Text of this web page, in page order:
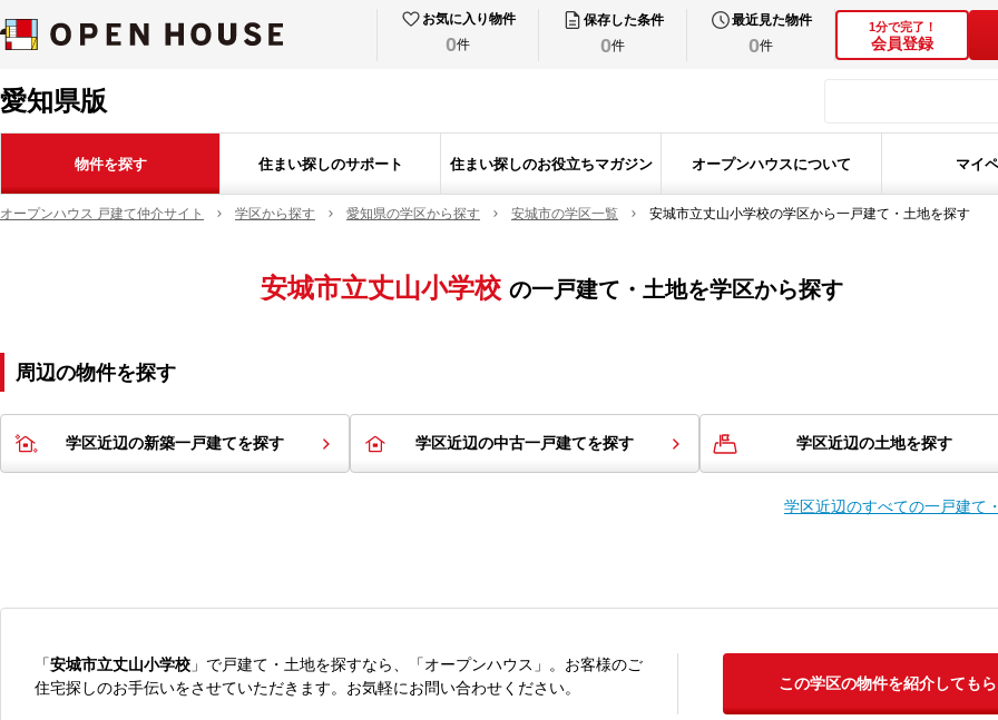
お気に入り物件
0件
保存した条件
0件
最近見た物件
0件
1分で完了！
会員登録
愛知県版
物件を探す 住まい探しのサポート 住まい探しのお役立ちマガジン オープンハウスについて マイ
オープンハウス 戸建て仲介サイト 学区から探す 愛知県の学区から探す 安城市の学区一覧 安城市立丈山小学校の学区から一戸建て・土地を探す
安城市立丈山小学校 の一戸建て・土地を学区から探す
周辺の物件を探す
学区近辺の新築一戸建てを探す 学区近辺の中古一戸建てを探す 学区近辺の土地を探す
学区近辺のすべての一戸建て
「安城市立丈山小学校 」で戸建て・土地を探すなら、「オープンハウス」。お客様のご
住宅探しのお手伝いをさせていただきます。お気軽にお問い合わせください。
この学区の物件を紹介してもら